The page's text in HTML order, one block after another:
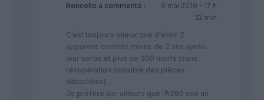
Bencello a commenté :
9 mai 2019 - 17 h
32 min
C’est toujours mieux que d’avoir 2
appareils crashés moins de 2 ans après
leur sortie et plus de 300 morts (sans
récupération possible des pièces
détachées)…
Je préfère par ailleurs que l’A380 soit un